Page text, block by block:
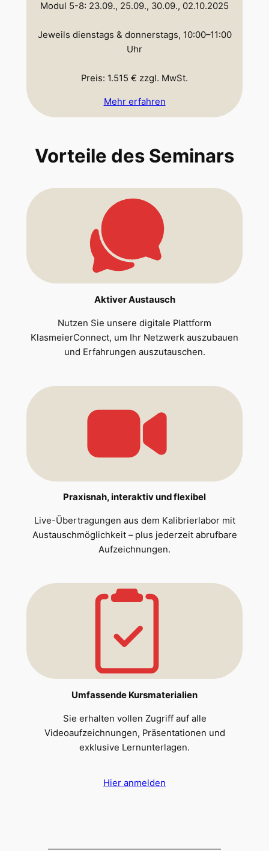
Modul 5-8: 23.09., 25.09., 30.09., 02.10.2025
Jeweils dienstags & donnerstags, 10:00–11:00
Uhr
Preis: 1.515 € zzgl. MwSt.
Mehr erfahren
Vorteile des Seminars
Aktiver Austausch
Nutzen Sie unsere digitale Plattform
KlasmeierConnect, um Ihr Netzwerk auszubauen
und Erfahrungen auszutauschen.
Praxisnah, interaktiv und flexibel
Live-Übertragungen aus dem Kalibrierlabor mit
Austauschmöglichkeit – plus jederzeit abrufbare
Aufzeichnungen.
Umfassende Kursmaterialien
Sie erhalten vollen Zugriff auf alle
Videoaufzeichnungen, Präsentationen und
exklusive Lernunterlagen.
Hier anmelden